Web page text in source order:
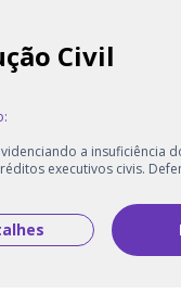
Civil
a insuficiência
executivos civis.